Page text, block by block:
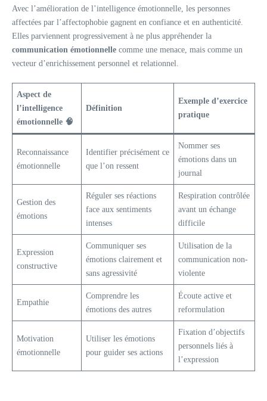
Avec l’amélioration de l’intelligence émotionnelle, les personnes
affectées par l’affectophobie gagnent en confiance et en authenticité.
Elles parviennent progressivement à ne plus appréhender la
communication émotionnelle comme une menace, mais comme un
vecteur d’enrichissement personnel et relationnel.
Aspect de
l’intelligence
émotionnelle 🧠
Définition
Exemple d’exercice
pratique
Reconnaissance
émotionnelle
Identifier précisément ce
que l’on ressent
Nommer ses
émotions dans un
journal
Gestion des
émotions
Réguler ses réactions
face aux sentiments
intenses
Respiration contrôlée
avant un échange
difficile
Expression
constructive
Communiquer ses
émotions clairement et
sans agressivité
Utilisation de la
communication non-
violente
Empathie
Comprendre les
émotions des autres
Écoute active et
reformulation
Motivation
émotionnelle
Utiliser les émotions
pour guider ses actions
Fixation d’objectifs
personnels liés à
l’expression